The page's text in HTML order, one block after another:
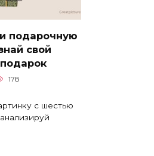
подарочную
свой
178
с шестью